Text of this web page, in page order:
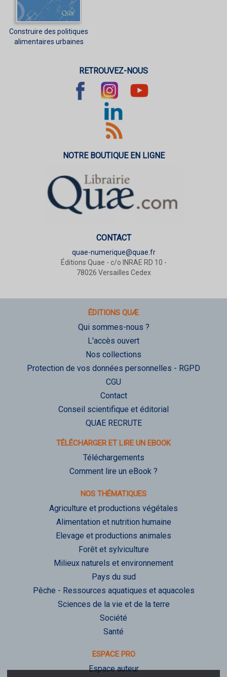
Construire des politiques
alimentaires urbaines
RETROUVEZ-NOUS
NOTRE BOUTIQUE EN LIGNE
CONTACT
quae-numerique@quae.fr
Éditions Quae - c/o INRAE RD 10 -
78026 Versailles Cedex
ÉDITIONS QUÆ
Qui sommes-nous ?
L'accès ouvert
Nos collections
Protection de vos données personnelles - RGPD
CGU
Contact
Conseil scientifique et éditorial
QUAE RECRUTE
TÉLÉCHARGER ET LIRE UN EBOOK
Téléchargements
Comment lire un eBook ?
NOS THÉMATIQUES
Agriculture et productions végétales
Alimentation et nutrition humaine
Elevage et productions animales
Forêt et sylviculture
Milieux naturels et environnement
Pays du sud
Pêche - Ressources aquatiques et aquacoles
Sciences de la vie et de la terre
Société
Santé
ESPACE PRO
Espace auteur